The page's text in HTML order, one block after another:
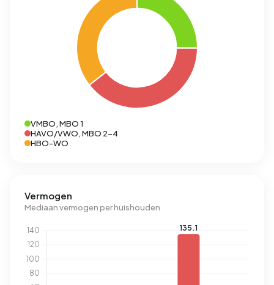
VMBO, MBO 1
HAVO/VWO, MBO 2-4
HBO-WO
Vermogen
Mediaan vermogen per huishouden